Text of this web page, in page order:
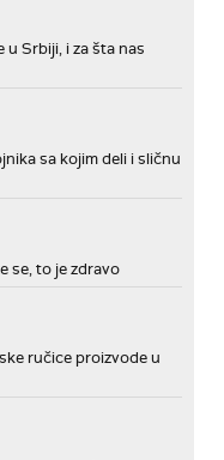
Srbiji, i za šta nas
sa kojim deli i sličnu
se, to je zdravo
ručice proizvode u